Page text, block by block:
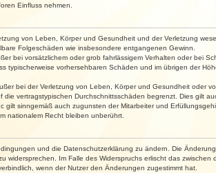
Einfluss nehmen.
von Leben, Körper und Gesundheit und der Verletzung
Folgeschäden wie insbesondere entgangenen Gewinn.
bei vorsätzlichem oder grob fahrlässigem Verhalten oder bei
typischerweise vorhersehbaren Schäden und im übrigen der
bei der Verletzung von Leben, Körper und Gesundheit oder
vertragstypischen Durchschnittsschäden begrenzt. Dies gilt
gilt sinngemäß auch zugunsten der Mitarbeiter und
nationalem Recht bleiben unberührt.
und die Datenschutzerklärung zu ändern. Die Änderung
widersprechen. Im Falle des Widerspruchs erlischt das
wenn der Nutzer den Änderungen zugestimmt hat.